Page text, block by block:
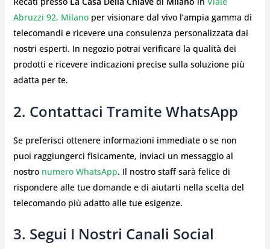
Abruzzi 92, Milanoper visionare dal vivo l’ampia gamma di
telecomandi e ricevere una consulenza personalizzata dai
nostri esperti. In negozio potrai verificare la qualità dei
prodotti e ricevere indicazioni precise sulla soluzione più
adatta per te.
2. Contattaci Tramite WhatsApp
Se preferisci ottenere informazioni immediate o se non
puoi raggiungerci fisicamente, inviaci un messaggio al
nostro numero WhatsApp. Il nostro staff sarà felice di
rispondere alle tue domande e di aiutarti nella scelta del
telecomando più adatto alle tue esigenze.
3. Segui I Nostri Canali Social